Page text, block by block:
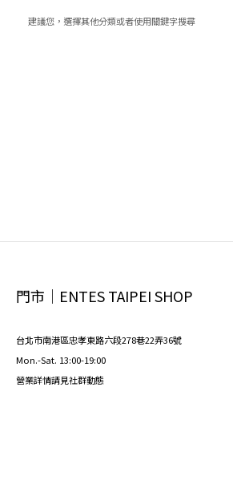
建議您，選擇其他分類或者使用關鍵字搜尋
門市│ENTES TAIPEI SHOP
台北市南港區忠孝東路六段278巷22弄36號
Mon.-Sat. 13:00-19:00
營業詳情請見社群動態